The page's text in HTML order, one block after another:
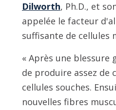
Dilworth, Ph.D., et
appelée le facteur
suffisante de cellules
« Après une blessure
de produire assez de
cellules souches.
nouvelles fibres